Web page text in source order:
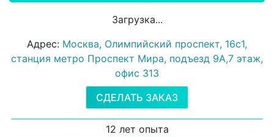
Загрузка...
Адрес: Москва, Олимпийский проспект, 16с1,
станция метро Проспект Мира, подъезд 9А,7 этаж,
офис 313
СДЕЛАТЬ ЗАКАЗ
12 лет опыта